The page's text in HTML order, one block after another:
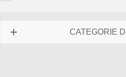
CATEGORIE